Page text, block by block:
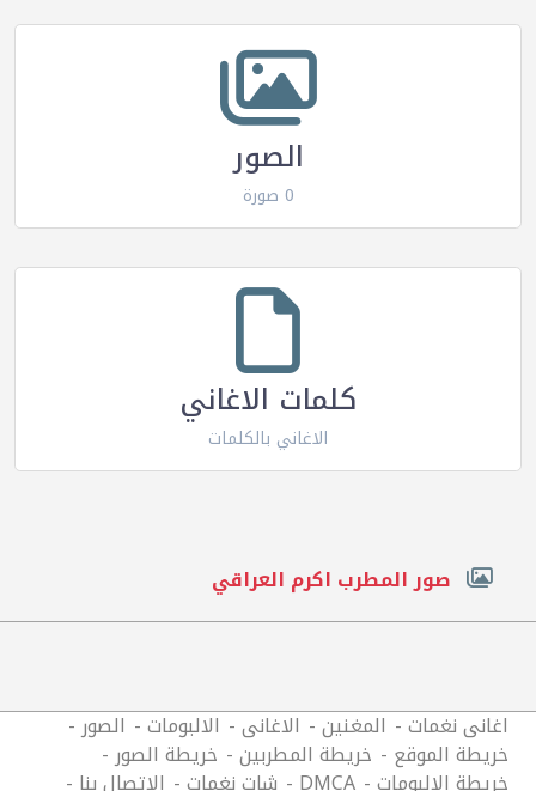
الصور
0 صورة
كلمات الاغاني
الاغاني بالكلمات
صور المطرب اكرم العراقي
اغانى نغمات المغنين الاغانى الالبومات الصور
خريطة الموقع خريطة المطربين خريطة الصور
خريطة الالبومات DMCA شات نغمات الاتصال بنا